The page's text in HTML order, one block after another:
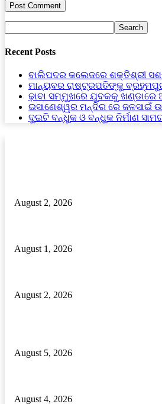
Recent Posts
ବାଲିପଦର କଲେଜରେ ଶକ୍ତିଶ୍ରୀ
ମାନ୍ୟବର ରାଷ୍ଟ୍ରପତିଙ୍କୁ
ଢ଼ାବା ସମ୍ମୁଖରେ ଯୁବକକୁ
ଇସାଣେଶ୍ୱର ମନ୍ଦିର ରେ ଜଳସାଇଁ
ଦୁଇଟି ବନ୍ଧୁକ ଓ ବନ୍ଧୁକ ନିର୍ମାଣ
August 2, 2026
August 1, 2026
August 2, 2026
August 5, 2026
August 4, 2026